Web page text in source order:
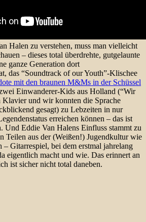
Halen zu verstehen, muss man vielleicht
– dieses total überdrehte, gutgelaunte
ganze Generation dort
das “Soundtrack of our Youth”-Klischee
mit den braunen M&Ms in der Schüssel
Einwanderer-Kids aus Holland (“Wir
und wir konnten die Sprache
gesagt) zu Lebzeiten in nur
erreichen können – das ist
Und Eddie Van Halens Einfluss stammt zu
Teilen aus der (Weißen!) Jugendkultur wie
– Gitarrespiel, bei dem erstmal jahrelang
eigentlich macht und wie. Das erinnert an
ist sicher nicht total daneben.